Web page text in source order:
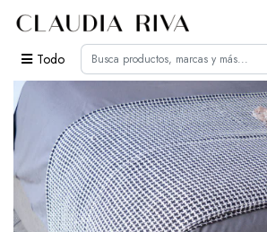
Todo